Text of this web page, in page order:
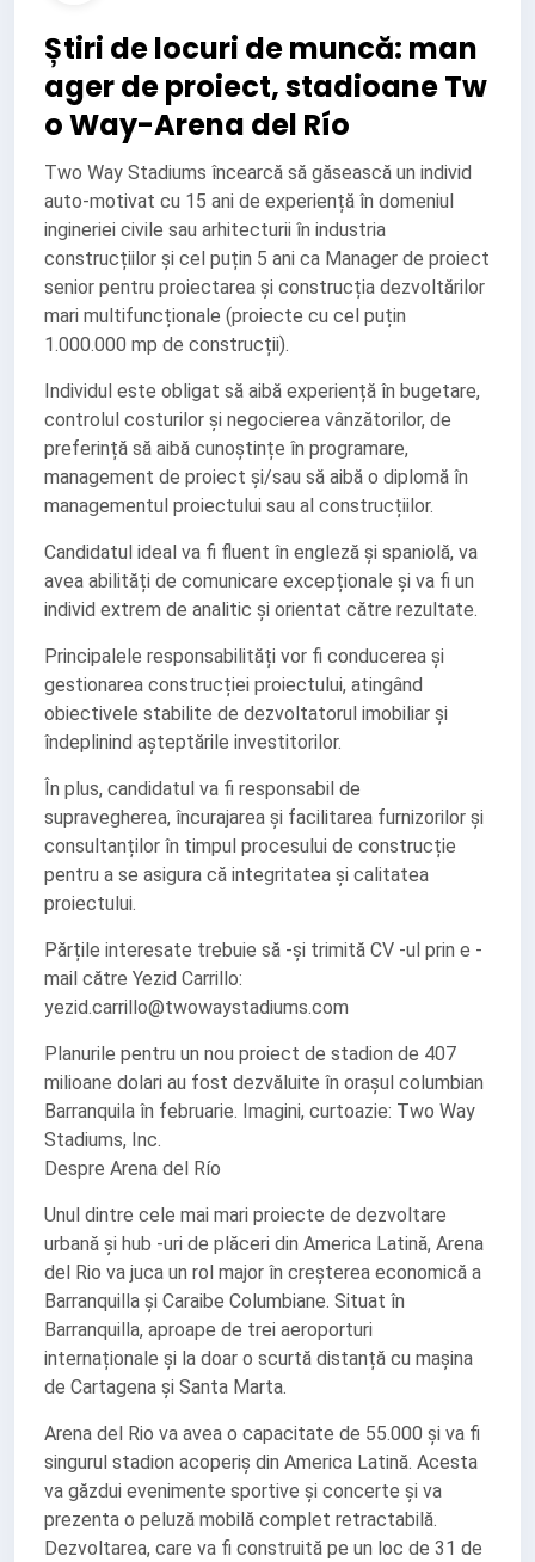
Știri de locuri de muncă: man
ager de proiect, stadioane Tw
o Way-Arena del Río
Two Way Stadiums încearcă să găsească un individ
auto-motivat cu 15 ani de experiență în domeniul
ingineriei civile sau arhitecturii în industria
construcțiilor și cel puțin 5 ani ca Manager de proiect
senior pentru proiectarea și construcția dezvoltărilor
mari multifuncționale (proiecte cu cel puțin
1.000.000 mp de construcții).
Individul este obligat să aibă experiență în bugetare,
controlul costurilor și negocierea vânzătorilor, de
preferință să aibă cunoștințe în programare,
management de proiect și/sau să aibă o diplomă în
managementul proiectului sau al construcțiilor.
Candidatul ideal va fi fluent în engleză și spaniolă, va
avea abilități de comunicare excepționale și va fi un
individ extrem de analitic și orientat către rezultate.
Principalele responsabilități vor fi conducerea și
gestionarea construcției proiectului, atingând
obiectivele stabilite de dezvoltatorul imobiliar și
îndeplinind așteptările investitorilor.
În plus, candidatul va fi responsabil de
supravegherea, încurajarea și facilitarea furnizorilor și
consultanților în timpul procesului de construcție
pentru a se asigura că integritatea și calitatea
proiectului.
Părțile interesate trebuie să -și trimită CV -ul prin e -
mail către Yezid Carrillo:
yezid.carrillo@twowaystadiums.com
Planurile pentru un nou proiect de stadion de 407
milioane dolari au fost dezvăluite în orașul columbian
Barranquila în februarie. Imagini, curtoazie: Two Way
Stadiums, Inc.
Despre Arena del Río
Unul dintre cele mai mari proiecte de dezvoltare
urbană și hub -uri de plăceri din America Latină, Arena
del Rio va juca un rol major în creșterea economică a
Barranquilla și Caraibe Columbiane. Situat în
Barranquilla, aproape de trei aeroporturi
internaționale și la doar o scurtă distanță cu mașina
de Cartagena și Santa Marta.
Arena del Rio va avea o capacitate de 55.000 și va fi
singurul stadion acoperiș din America Latină. Acesta
va găzdui evenimente sportive și concerte și va
prezenta o peluză mobilă complet retractabilă.
Dezvoltarea, care va fi construită pe un loc de 31 de